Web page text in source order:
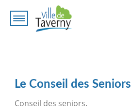
contenu
Le Conseil des Seniors
Conseil des seniors.
Paramétrer les cookies